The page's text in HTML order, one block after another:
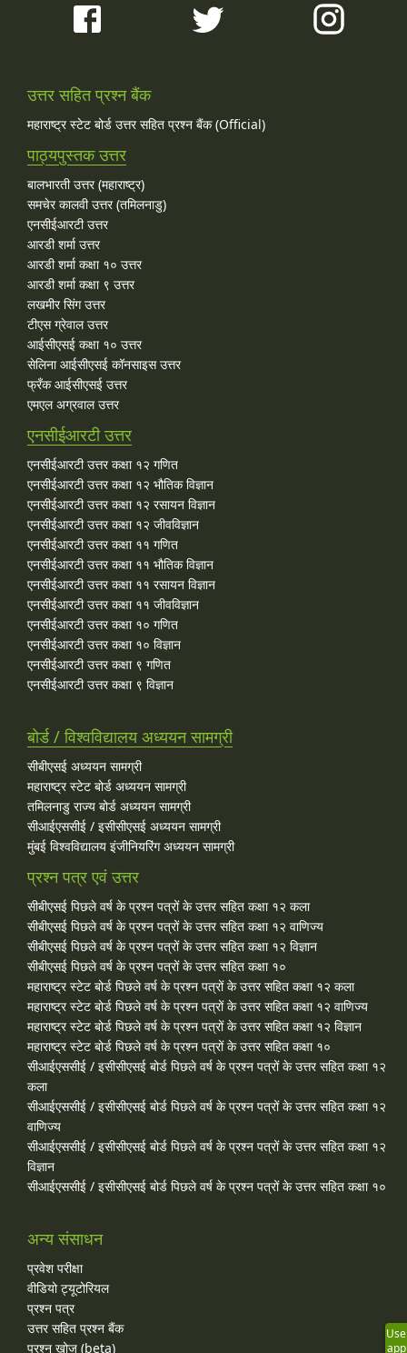
उत्तर सहित प्रश्न बैंक
महाराष्ट्र स्टेट बोर्ड उत्तर सहित प्रश्न बैंक (Official)
पाठ्यपुस्तक उत्तर
बालभारती उत्तर (महाराष्ट्र)
समचेर कालवी उत्तर (तमिलनाडु)
एनसीईआरटी उत्तर
आरडी शर्मा उत्तर
आरडी शर्मा कक्षा १० उत्तर
आरडी शर्मा कक्षा ९ उत्तर
लखमीर सिंग उत्तर
टीएस ग्रेवाल उत्तर
आईसीएसई कक्षा १० उत्तर
सेलिना आईसीएसई कॉनसाइस उत्तर
फ्रँक आईसीएसई उत्तर
एमएल अग्रवाल उत्तर
एनसीईआरटी उत्तर
एनसीईआरटी उत्तर कक्षा १२ गणित
एनसीईआरटी उत्तर कक्षा १२ भौतिक विज्ञान
एनसीईआरटी उत्तर कक्षा १२ रसायन विज्ञान
एनसीईआरटी उत्तर कक्षा १२ जीवविज्ञान
एनसीईआरटी उत्तर कक्षा ११ गणित
एनसीईआरटी उत्तर कक्षा ११ भौतिक विज्ञान
एनसीईआरटी उत्तर कक्षा ११ रसायन विज्ञान
एनसीईआरटी उत्तर कक्षा ११ जीवविज्ञान
एनसीईआरटी उत्तर कक्षा १० गणित
एनसीईआरटी उत्तर कक्षा १० विज्ञान
एनसीईआरटी उत्तर कक्षा ९ गणित
एनसीईआरटी उत्तर कक्षा ९ विज्ञान
बोर्ड / विश्वविद्यालय अध्ययन सामग्री
सीबीएसई अध्ययन सामग्री
महाराष्ट्र स्टेट बोर्ड अध्ययन सामग्री
तमिलनाडु राज्य बोर्ड अध्ययन सामग्री
सीआईएससीई / इसीसीएसई अध्ययन सामग्री
मुंबई विश्वविद्यालय इंजीनियरिंग अध्ययन सामग्री
प्रश्न पत्र एवं उत्तर
सीबीएसई पिछले वर्ष के प्रश्न पत्रों के उत्तर सहित कक्षा १२ कला
सीबीएसई पिछले वर्ष के प्रश्न पत्रों के उत्तर सहित कक्षा १२ वाणिज्य
सीबीएसई पिछले वर्ष के प्रश्न पत्रों के उत्तर सहित कक्षा १२ विज्ञान
सीबीएसई पिछले वर्ष के प्रश्न पत्रों के उत्तर सहित कक्षा १०
महाराष्ट्र स्टेट बोर्ड पिछले वर्ष के प्रश्न पत्रों के उत्तर सहित कक्षा १२ कला
महाराष्ट्र स्टेट बोर्ड पिछले वर्ष के प्रश्न पत्रों के उत्तर सहित कक्षा १२ वाणिज्य
महाराष्ट्र स्टेट बोर्ड पिछले वर्ष के प्रश्न पत्रों के उत्तर सहित कक्षा १२ विज्ञान
महाराष्ट्र स्टेट बोर्ड पिछले वर्ष के प्रश्न पत्रों के उत्तर सहित कक्षा १०
सीआईएससीई / इसीसीएसई बोर्ड पिछले वर्ष के प्रश्न पत्रों के उत्तर सहित कक्षा १२
कला
सीआईएससीई / इसीसीएसई बोर्ड पिछले वर्ष के प्रश्न पत्रों के उत्तर सहित कक्षा १२
वाणिज्य
सीआईएससीई / इसीसीएसई बोर्ड पिछले वर्ष के प्रश्न पत्रों के उत्तर सहित कक्षा १२
विज्ञान
सीआईएससीई / इसीसीएसई बोर्ड पिछले वर्ष के प्रश्न पत्रों के उत्तर सहित कक्षा १०
अन्य संसाधन
प्रवेश परीक्षा
वीडियो ट्यूटोरियल
प्रश्न पत्र
उत्तर सहित प्रश्न बैंक
प्रश्न खोज (beta)
Use
app